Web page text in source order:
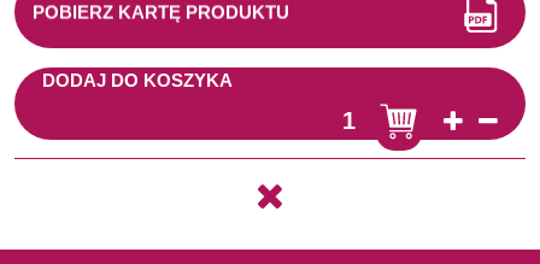
POBIERZ KARTĘ PRODUKTU
DODAJ DO KOSZYKA